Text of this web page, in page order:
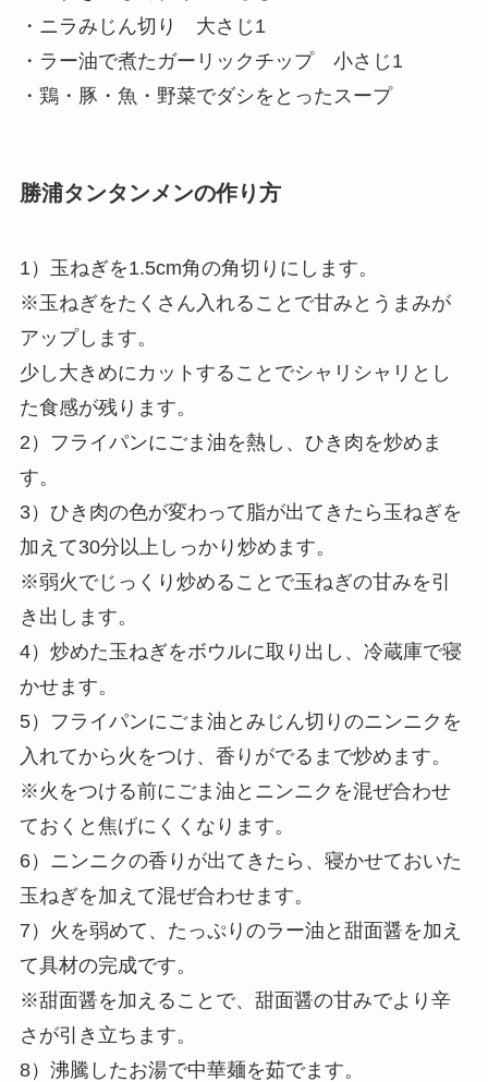
・ニラみじん切り 大さじ1
・ラー油で煮たガーリックチップ 小さじ1
・鶏・豚・魚・野菜でダシをとったスープ
勝浦タンタンメンの作り方
1）玉ねぎを1.5cm角の角切りにします。
※玉ねぎをたくさん入れることで甘みとうまみが
アップします。
少し大きめにカットすることでシャリシャリとし
た食感が残ります。
2）フライパンにごま油を熱し、ひき肉を炒めま
す。
3）ひき肉の色が変わって脂が出てきたら玉ねぎを
加えて30分以上しっかり炒めます。
※弱火でじっくり炒めることで玉ねぎの甘みを引
き出します。
4）炒めた玉ねぎをボウルに取り出し、冷蔵庫で寝
かせます。
5）フライパンにごま油とみじん切りのニンニクを
入れてから火をつけ、香りがでるまで炒めます。
※火をつける前にごま油とニンニクを混ぜ合わせ
ておくと焦げにくくなります。
6）ニンニクの香りが出てきたら、寝かせておいた
玉ねぎを加えて混ぜ合わせます。
7）火を弱めて、たっぷりのラー油と甜面醤を加え
て具材の完成です。
※甜面醤を加えることで、甜面醤の甘みでより辛
さが引き立ちます。
8）沸騰したお湯で中華麺を茹でます。